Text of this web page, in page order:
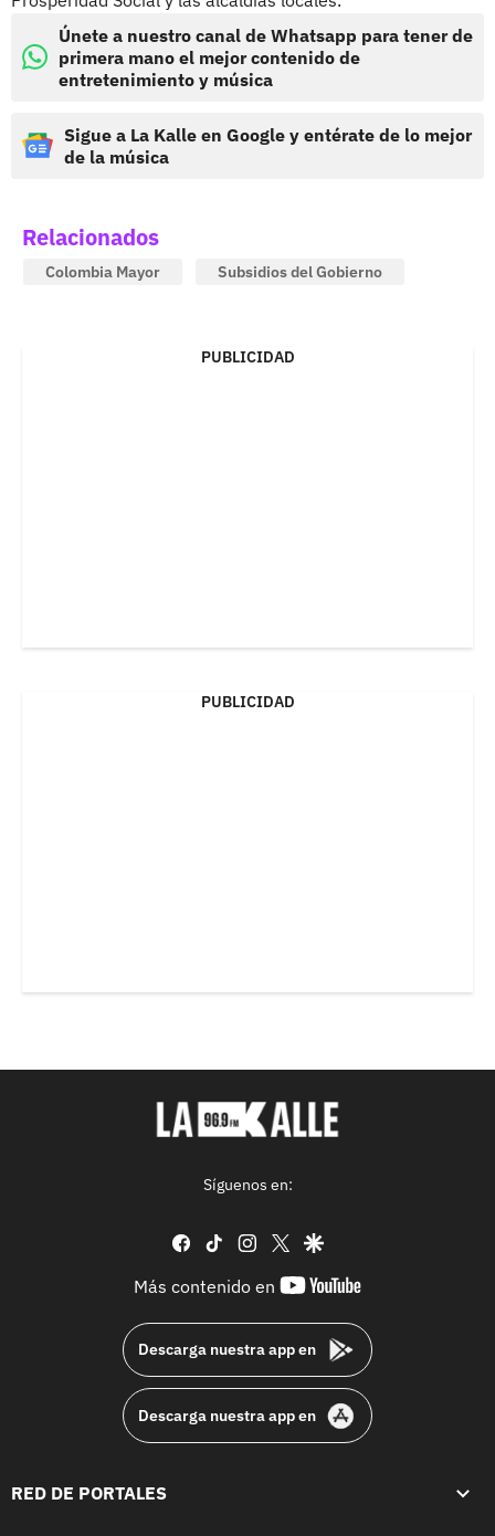
Únete a nuestro canal de Whatsapp para tener de
primera mano el mejor contenido de
entretenimiento y música
Sigue a La Kalle en Google y entérate de lo mejor
de la música
Relacionados
Colombia Mayor Subsidios del Gobierno
PUBLICIDAD
PUBLICIDAD
Síguenos en:
facebook
tiktok instagram
twittergoogle
Más contenido en
youtube-
Descarga nuestra app en
Descarga nuestra app en
RED DE PORTALES